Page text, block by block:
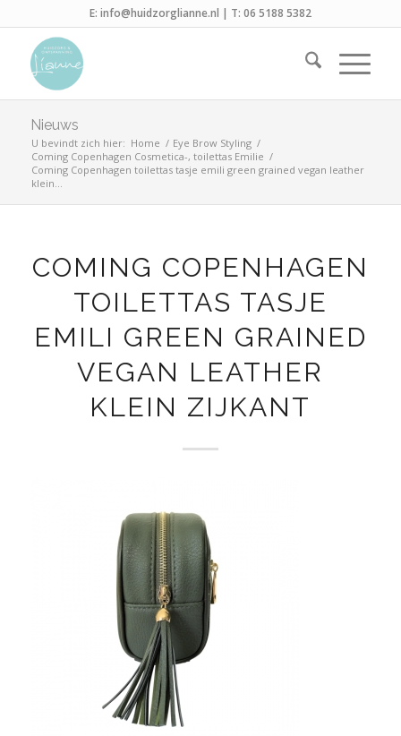
E: info@huidzorglianne.nl | T: 06 5188 5382
Nieuws
U bevindt zich hier: Home / Eye Brow Styling /
Coming Copenhagen Cosmetica-, toilettas Emilie /
Coming Copenhagen toilettas tasje emili green grained vegan leather
klein...
COMING COPENHAGEN
TOILETTAS TASJE
EMILI GREEN GRAINED
VEGAN LEATHER
KLEIN ZIJKANT